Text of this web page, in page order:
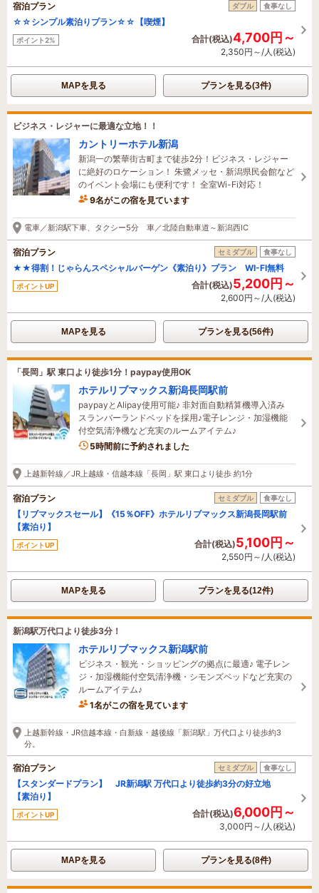
宿泊プラン ダブル 食事なし
☆☆シンプル素泊りプラン☆☆【喫煙】
ポイント2% 合計(税込)4,700円～
2,350円～/人(税込)
MAPを見る プランを見る(3件)
ビジネス・レジャーに最適な立地！！
カントリーホテル新潟
新潟一の繁華街古町まで徒歩2分！ビジネス・レジャー
に絶好のロケーション！ 朱鷺メッセ・新潟県民会館など
のイベント会場にも便利です！ 全室Wi-Fi対応！
9名がこの宿を見ています
たった今予約されました
電車／新潟駅下車、タクシー5分 車／北陸自動車道～新潟西IC
宿泊プラン セミダブル 食事なし
★★得割！じゃらんスペシャルバーゲン《素泊り》プラン WI-FI無料
ポイントUP 合計(税込)5,200円～
2,600円～/人(税込)
MAPを見る プランを見る(56件)
「長岡」駅 東口より徒歩1分！paypay使用OK
ホテルリブマックス新潟長岡駅前
paypayとAlipay使用可能♪ 非対面自動精算機導入済み
スランバーランドベッドを採用♪電子レンジ・加湿機能
付空気清浄機など充実のルームアイテム♪
5時間前に予約されました
上越新幹線／JR上越線・信越本線「長岡」駅 東口より徒歩 約1分
宿泊プラン セミダブル 食事なし
【リブマックスセール】《15％OFF》ホテルリブマックス新潟長岡駅前
【素泊り】
ポイントUP 合計(税込)5,100円～
2,550円～/人(税込)
MAPを見る プランを見る(12件)
新潟駅万代口より徒歩3分！
ホテルリブマックス新潟駅前
ビジネス・観光・ショッピングの拠点に最適♪ 電子レン
ジ・加湿機能付空気清浄機・シモンズベッドなど充実の
ルームアイテム♪
1名がこの宿を見ています
8時間前に予約されました
上越新幹線・JR信越本線・白新線・越後線「新潟駅」万代口より徒歩約3
分。
宿泊プラン セミダブル 食事なし
【スタンダードプラン】 JR新潟駅 万代口より徒歩約3分の好立地
【素泊り】
ポイントUP 合計(税込)6,000円～
3,000円～/人(税込)
MAPを見る プランを見る(8件)